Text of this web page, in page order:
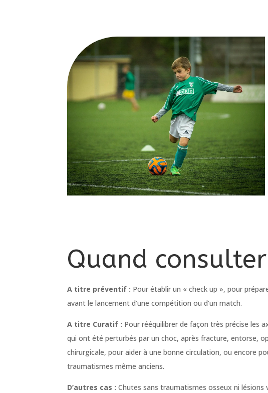
Quand
A titre préventif : Pour établir un « check up », pour
avant le lancement d’une compétition ou d’un match.
A titre Curatif : Pour rééquilibrer de façon très précise les
qui ont été perturbés par un choc, après fracture, entorse,
chirurgicale, pour aider à une bonne circulation, ou encore
traumatismes même anciens.
D’autres cas : Chutes sans traumatismes osseux ni lésions